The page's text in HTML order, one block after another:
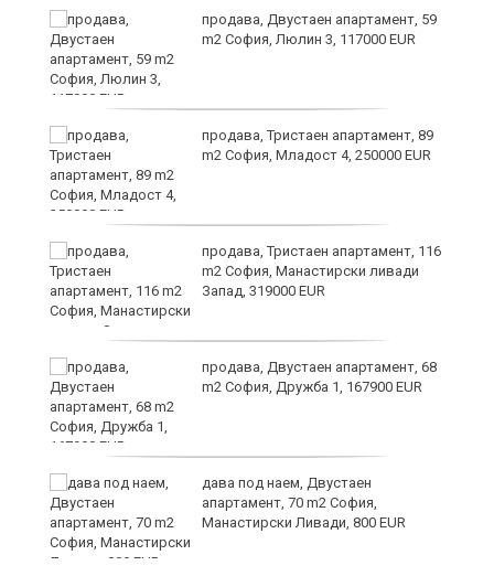
продава, Двустаен апартамент, 59
m2 София, Люлин 3, 117000 EUR
продава, Тристаен апартамент, 89
m2 София, Младост 4, 250000 EUR
продава, Тристаен апартамент, 116
m2 София, Манастирски ливади
Запад, 319000 EUR
продава, Двустаен апартамент, 68
m2 София, Дружба 1, 167900 EUR
дава под наем, Двустаен
апартамент, 70 m2 София,
Манастирски Ливади, 800 EUR